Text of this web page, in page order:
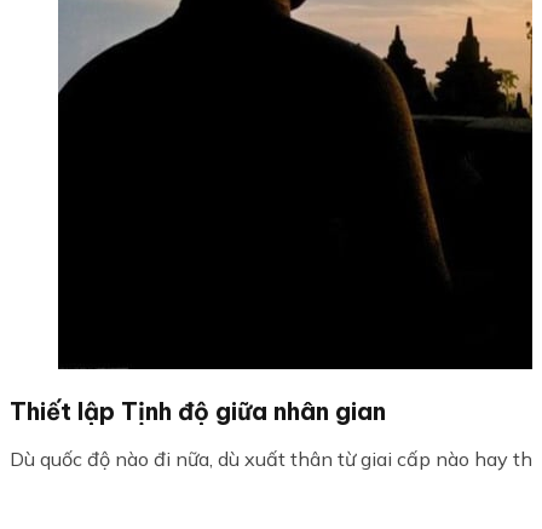
Thiết lập Tịnh độ giữa nhân gian
Dù quốc độ nào đi nữa, dù xuất thân từ giai cấp nào hay